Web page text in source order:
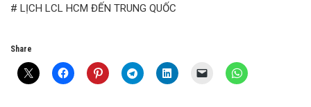
# LỊCH LCL HCM ĐẾN TRUNG QUỐC
Share